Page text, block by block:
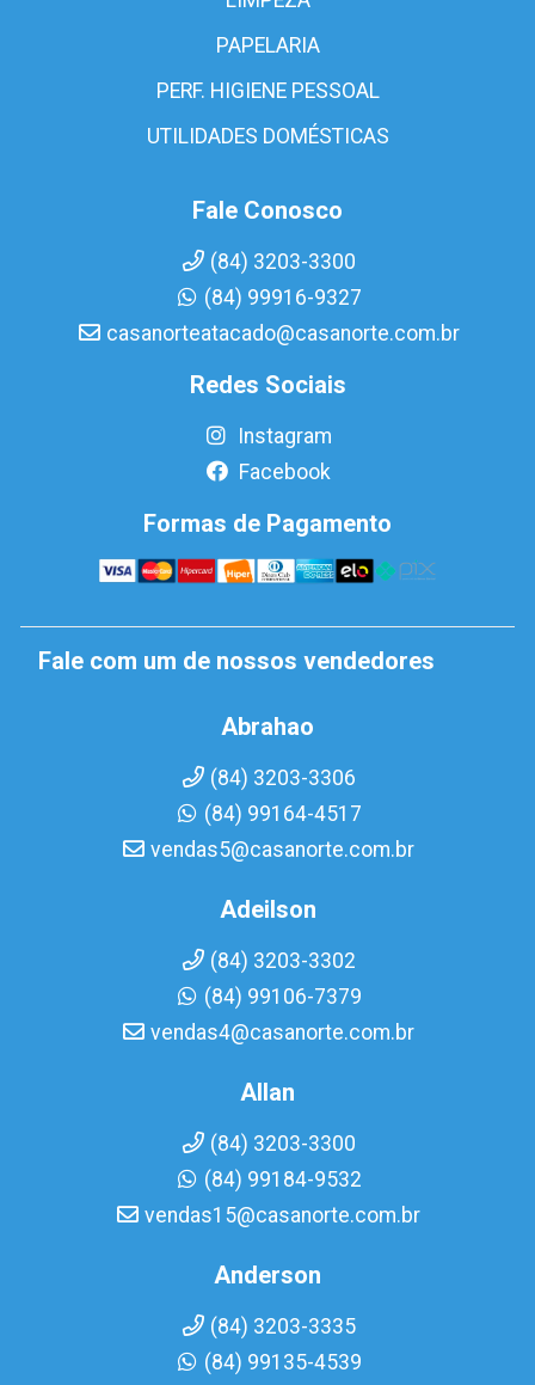
PAPELARIA
PERF. HIGIENE PESSOAL
UTILIDADES DOMÉSTICAS
Fale Conosco
(84) 3203-3300
(84) 99916-9327
casanorteatacado@casanorte.com.br
Redes Sociais
Instagram
Facebook
Formas de Pagamento
Fale com um de nossos vendedores
Abrahao
(84) 3203-3306
(84) 99164-4517
vendas5@casanorte.com.br
Adeilson
(84) 3203-3302
(84) 99106-7379
vendas4@casanorte.com.br
Allan
(84) 3203-3300
(84) 99184-9532
vendas15@casanorte.com.br
Anderson
(84) 3203-3335
(84) 99135-4539